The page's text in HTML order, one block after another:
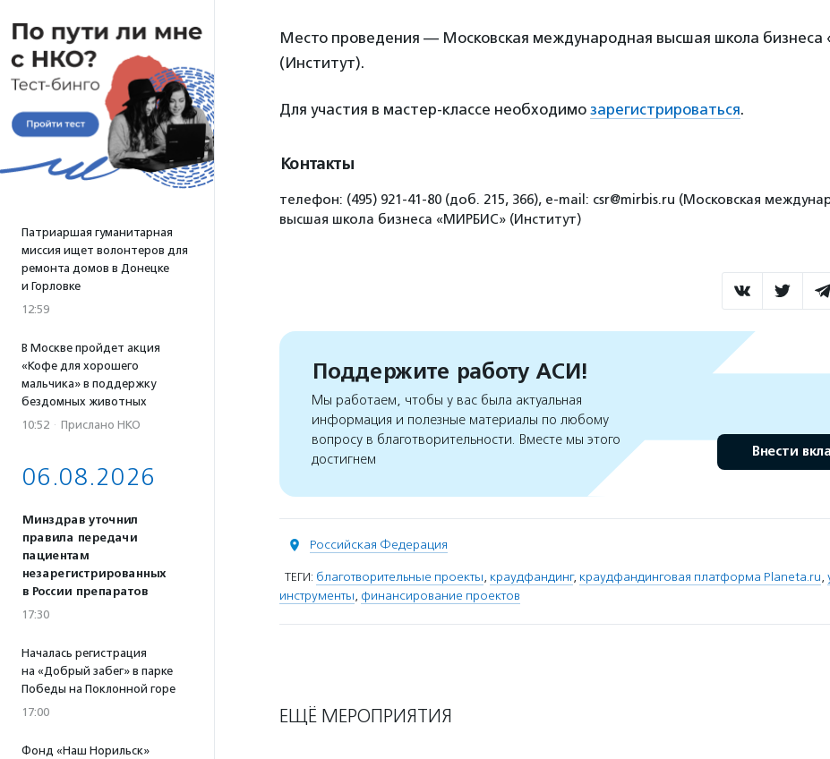
Патриаршая гуманитарная
миссия ищет волонтеров для
ремонта домов в Донецке
и Горловке
12:59
В Москве пройдет акция
«Кофе для хорошего
мальчика» в поддержку
бездомных животных
10:52 · Прислано НКО
06.08.2026
Минздрав уточнил
правила передачи
пациентам
незарегистрированных
в России препаратов
17:30
Началась регистрация
на «Добрый забег» в парке
Победы на Поклонной горе
17:00
Фонд «Наш Норильск»
Место проведения — Московская международная высшая школа
(Институт).
Для участия в мастер-классе необходимо зарегистрироваться.
Контакты
телефон: (495) 921-41-80 (доб. 215, 366), e-mail: ​csr@mirbis.ru (Московская
высшая школа бизнеса «МИРБИС» (Институт)
Поддержите работу АСИ!
Мы работаем, чтобы у вас была актуальная
информация и полезные материалы по любому
вопросу в благотворительности. Вместе мы этого
достигнем
Внести
Российская Федерация
ТЕГИ: благотворительные проекты, краудфандинг, краудфандинговая платформа Planeta.ru,
инструменты, финансирование проектов
ЕЩЁ МЕРОПРИЯТИЯ